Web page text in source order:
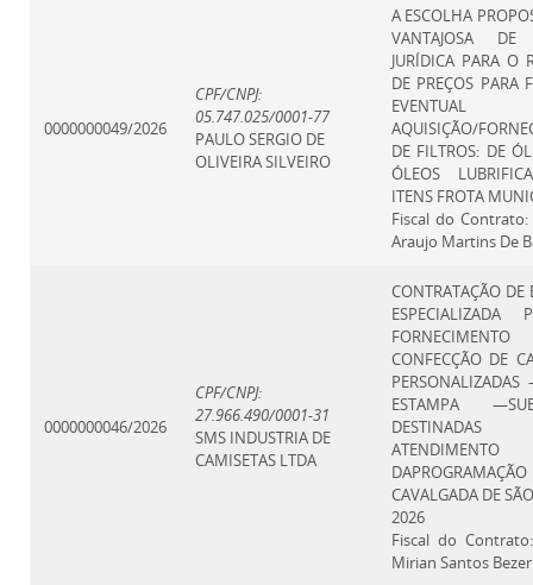
0000000049/2026
CPF/CNPJ:
05.747.025/0001-77
PAULO SERGIO DE
OLIVEIRA SILVEIRO
A ESCOLHA
VANTAJOSA DE
JURÍDICA PARA O
DE PREÇOS PARA
EVENTUAL
AQUISIÇÃO/
DE FILTROS: DE
ÓLEOS
ITENS FROTA
Fiscal do
Araujo Martins De
0000000046/2026
CPF/CNPJ:
27.966.490/0001-31
SMS INDUSTRIA DE
CAMISETAS LTDA
CONTRATAÇÃO DE
ESPECIALIZADA
CONFECÇÃO DE
ESTAMPA
ATENDIMENTO
CAVALGADA DE
2026
Fiscal do
Mirian Santos